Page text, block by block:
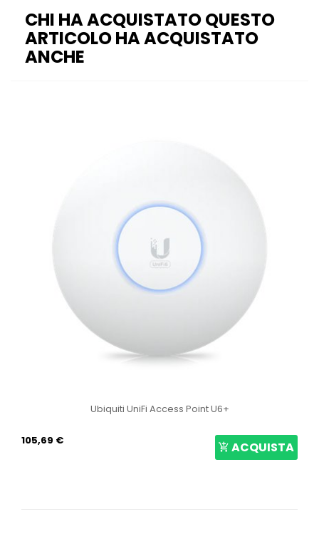
CHI HA ACQUISTATO QUESTO
ARTICOLO HA ACQUISTATO
ANCHE
Ubiquiti UniFi Access Point U6+
105,69 € ACQUISTA